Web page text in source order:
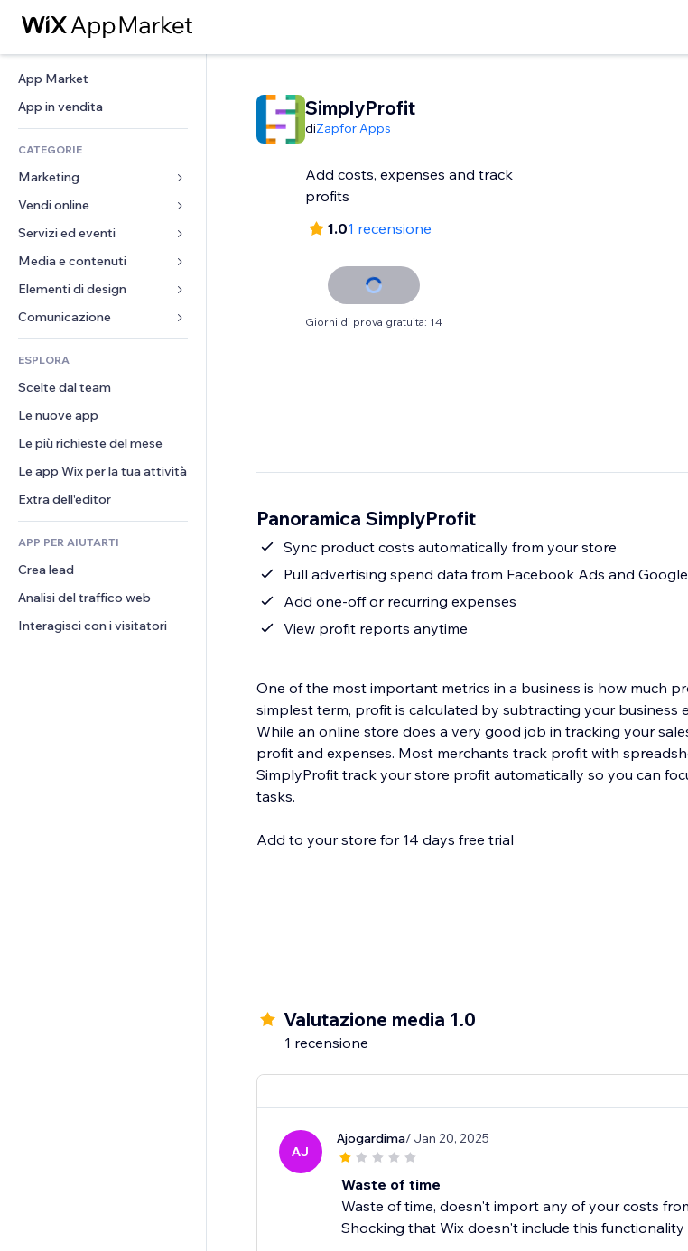
App Market
App in vendita
CATEGORIE
Marketing
Inserzioni
Mobile
Dati analitici
Inserzioni sito
Email
Vendi online
App per Stores
Spedizione e consegna
Tasti Vendi
Amministrazione
Buoni e programmi fedeltà
Servizi ed eventi
Hotel
Eventi
Ristoranti
Immobiliare
Prenotazioni
Media e contenuti
Galleria
Musica
Podcast
Fotografia
Video
PDF
Condivisione file
Elementi di design
Mappe e navigazione
Privacy e sicurezza
Orologio
Template per pagine
Effetti immagine
Tasti e menu
Banner e badge
Calcolatrici
Cerca
Meteo
Grafici e tabelle
Moduli
Sondaggi
Chat
Commenti
Telefono
Community
Recensioni e testimonial
CRM
ESPLORA
Scelte dal team
Le nuove app
Le più richieste del mese
Le app Wix per la tua attività
Extra dell'editor
APP PER AIUTARTI
Crea lead
Analisi del traffico web
Interagisci con i visitatori
SimplyProfit
diZapfor Apps
Add costs, expenses and track
profits
1.01 recensione
Giorni di prova gratuita: 14
Panoramica SimplyProfit
Sync product costs automatically from your store
Pull advertising spend data from Facebook Ads and
Add one-off or recurring expenses
View profit reports anytime
One of the most important metrics in a business is how much
simplest term, profit is calculated by subtracting your business
While an online store does a very good job in tracking your
profit and expenses. Most merchants track profit with
SimplyProfit track your store profit automatically so you can
tasks.
Add to your store for 14 days free trial
Valutazione media 1.0
1 recensione
AJ
Ajogardima/ Jan 20, 2025
Waste of time
Waste of time, doesn't import any of your costs
Shocking that Wix doesn't include this